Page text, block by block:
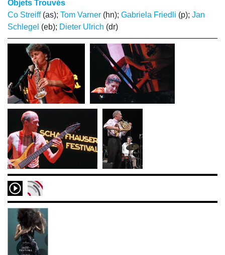
Objets Trouvés
Co Streiff(as); Tom Varner (hn); Gabriela Friedli (p); Jan
Schlegel (eb); Dieter Ulrich (dr)